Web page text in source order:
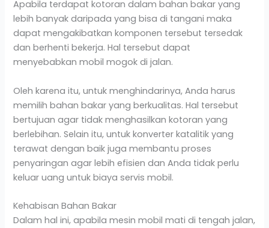
Apabila terdapat kotoran dalam bahan bakar yang
lebih banyak daripada yang bisa di tangani maka
dapat mengakibatkan komponen tersebut tersedak
dan berhenti bekerja. Hal tersebut dapat
menyebabkan mobil mogok di jalan.
Oleh karena itu, untuk menghindarinya, Anda harus
memilih bahan bakar yang berkualitas. Hal tersebut
bertujuan agar tidak menghasilkan kotoran yang
berlebihan. Selain itu, untuk konverter katalitik yang
terawat dengan baik juga membantu proses
penyaringan agar lebih efisien dan Anda tidak perlu
keluar uang untuk biaya servis mobil.
Kehabisan Bahan Bakar
Dalam hal ini, apabila mesin mobil mati di tengah jalan,